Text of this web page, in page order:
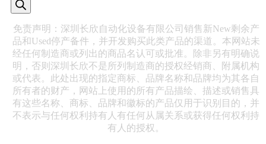
免责声明：深圳长欣自动化设备有限公司销售新New剩余产
品和Used停产备件，并开发购买此类产品的渠道。本网站未
经任何制造商或列出的商品名认可或批准。除非另有明确说
明，否则深圳长欣不是所列制造商的授权经销商、附属机构
或代表。此处出现的指定商标、品牌名称和品牌均为其各自
所有者的财产，网站上使用的所有产品描绘、描述或销售具
有这些名称、商标、品牌和徽标的产品仅用于识别目的，并
不表示与任何权利持有人有任何从属关系或获得任何权利持
有人的授权。